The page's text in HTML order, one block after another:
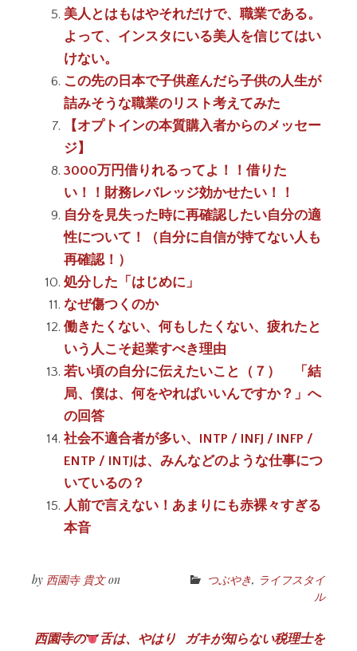
美人とはもはやそれだけで、職業である。
よって、インスタにいる美人を信じてはい
けない。
この先の日本で子供産んだら子供の人生が
詰みそうな職業のリスト考えてみた
【オプトインの本質購入者からのメッセー
ジ】
3000万円借りれるってよ！！借りた
い！！財務レバレッジ効かせたい！！
自分を見失った時に再確認したい自分の適
性について！（自分に自信が持てない人も
再確認！）
処分した「はじめに」
なぜ傷つくのか
働きたくない、何もしたくない、疲れたと
いう人こそ起業すべき理由
若い頃の自分に伝えたいこと（７） 「結
局、僕は、何をやればいいんですか？」へ
の回答
社会不適合者が多い、INTP / INFJ / INFP /
ENTP / INTJは、みんなどのような仕事につ
いているの？
人前で言えない！あまりにも赤裸々すぎる
本音
by 西園寺 貴文on つぶやき, ライフスタイ
ル
投
西園寺の
舌は、やはり
ガキが知らない税理士を